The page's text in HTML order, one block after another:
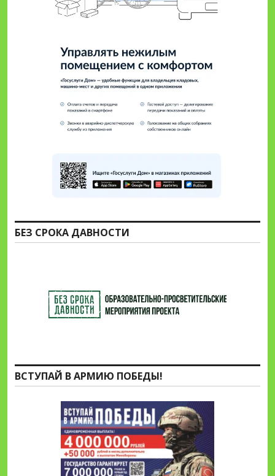
БЕЗ СРОКА ДАВНОСТИ
ВСТУПАЙ В АРМИЮ ПОБЕДЫ!